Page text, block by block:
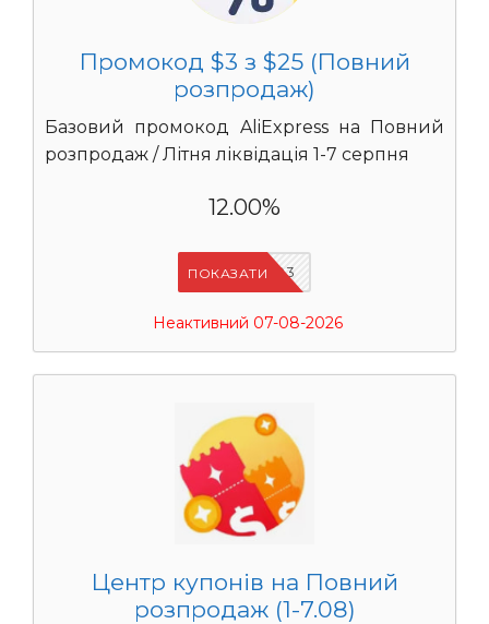
Промокод $3 з $25 (Повний
розпродаж)
Базовий промокод AliExpress на Повний
розпродаж / Літня ліквідація 1-7 серпня
12.00%
UASC03
ПОКАЗАТИ
Неактивний 07-08-2026
Центр купонів на Повний
розпродаж (1-7.08)